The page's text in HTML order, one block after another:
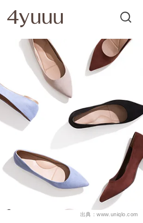
出典：www.uniqlo.com